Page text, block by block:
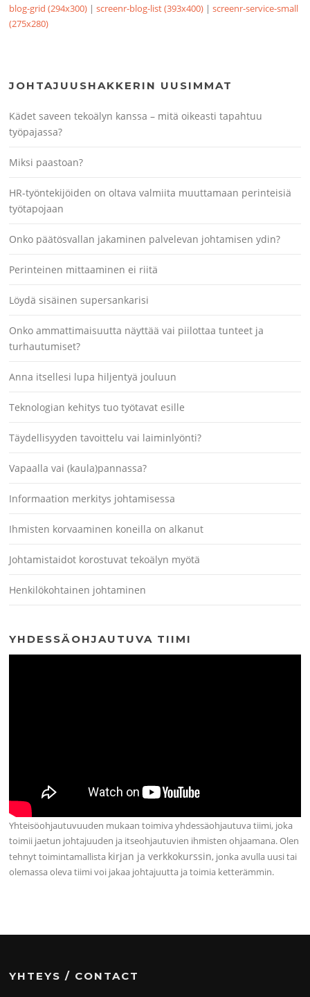
blog-grid (294x300) |screenr-blog-list (393x400) |screenr-service-small
(275x280)
JOHTAJUUSHAKKERIN UUSIMMAT
Kädet saveen tekoälyn kanssa – mitä oikeasti tapahtuu
työpajassa?
Miksi paastoan?
HR-työntekijöiden on oltava valmiita muuttamaan perinteisiä
työtapojaan
Onko päätösvallan jakaminen palvelevan johtamisen ydin?
Perinteinen mittaaminen ei riitä
Löydä sisäinen supersankarisi
Onko ammattimaisuutta näyttää vai piilottaa tunteet ja
turhautumiset?
Anna itsellesi lupa hiljentyä jouluun
Teknologian kehitys tuo työtavat esille
Täydellisyyden tavoittelu vai laiminlyönti?
Vapaalla vai (kaula)pannassa?
Informaation merkitys johtamisessa
Ihmisten korvaaminen koneilla on alkanut
Johtamistaidot korostuvat tekoälyn myötä
Henkilökohtainen johtaminen
YHDESSÄOHJAUTUVA TIIMI
Yhteisöohjautuvuuden mukaan toimiva yhdessäohjautuva tiimi, joka
toimii jaetun johtajuuden ja itseohjautuvien ihmisten ohjaamana. Olen
tehnyt toimintamallista kirjan ja verkkokurssin, jonka avulla uusi tai
olemassa oleva tiimi voi jakaa johtajuutta ja toimia ketterämmin.
YHTEYS / CONTACT